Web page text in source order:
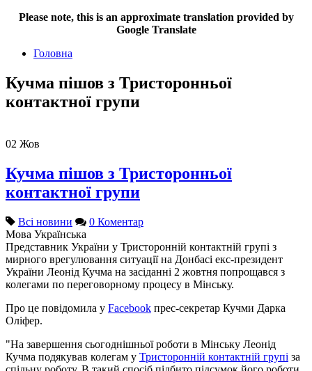
Please note, this is an approximate translation provided by
Google Translate
Головна
Кучма пішов з Тристоронньої
контактної групи
02 Жов
Кучма пішов з Тристоронньої
контактної групи
Всі новини
0 Коментар
Мова Українська
Представник України у Тристоронній контактній групі з
мирного врегулювання ситуації на Донбасі екс-президент
України Леонід Кучма на засіданні 2 жовтня попрощався з
колегами по переговорному процесу в Мінську.
Про це повідомила у Facebook прес-секретар Кучми Дарка
Оліфер.
"На завершення сьогоднішньої роботи в Мінську Леонід
Кучма подякував колегам у Тристоронній контактній групі за